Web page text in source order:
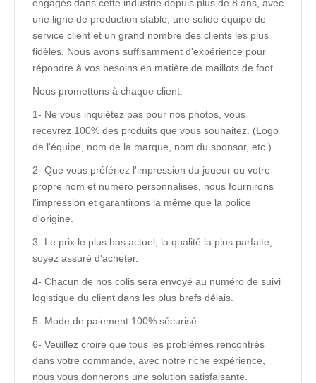
engagés dans cette industrie depuis plus de 8 ans, avec
une ligne de production stable, une solide équipe de
service client et un grand nombre des clients les plus
fidèles. Nous avons suffisamment d'expérience pour
répondre à vos besoins en matière de maillots de foot..
Nous promettons à chaque client:
1- Ne vous inquiétez pas pour nos photos, vous
recevrez 100% des produits que vous souhaitez. (Logo
de l'équipe, nom de la marque, nom du sponsor, etc.)
2- Que vous préfériez l'impression du joueur ou votre
propre nom et numéro personnalisés, nous fournirons
l'impression et garantirons la même que la police
d'origine.
3- Le prix le plus bas actuel, la qualité la plus parfaite,
soyez assuré d'acheter.
4- Chacun de nos colis sera envoyé au numéro de suivi
logistique du client dans les plus brefs délais.
5- Mode de paiement 100% sécurisé.
6- Veuillez croire que tous les problèmes rencontrés
dans votre commande, avec notre riche expérience,
nous vous donnerons une solution satisfaisante.